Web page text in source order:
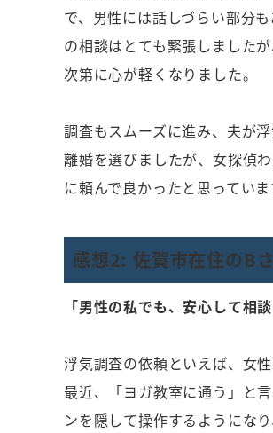
で、男性には話しづらい部分
の相談はとても緊張しました
次第に心が軽くなりました。
調査もスムーズに進み、夫が
離婚を選びましたが、女探偵
に頼んで良かったと思っていま
感想2: 佐賀市在住のB
「男性の私でも、安心して相
浮気調査の依頼といえば、女
最近、「ヨガ教室に通う」と
ンを隠して操作するようにな